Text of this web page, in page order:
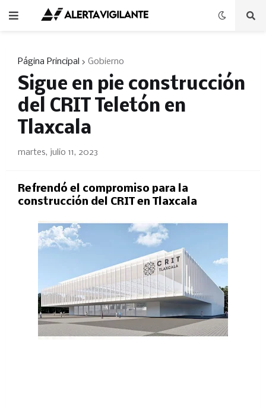
Página Principal Gobierno
Sigue en pie construcción
del CRIT Teletón en
Tlaxcala
martes, julio 11, 2023
Refrendó el compromiso para la
construcción del CRIT en Tlaxcala